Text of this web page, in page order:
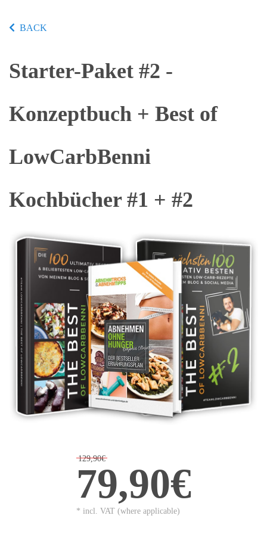
BACK
Starter-Paket #2 -
Konzeptbuch + Best of
LowCarbBenni
Kochbücher #1 + #2
129,90€
79,90€
* incl. VAT (where applicable)